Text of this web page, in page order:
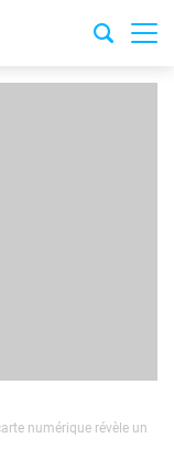
numérique révèle un